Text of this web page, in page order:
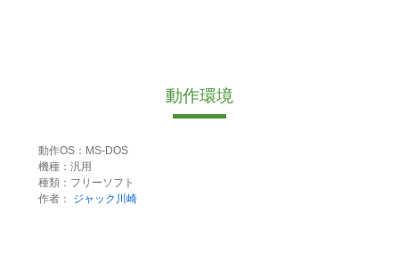
動作環境
動作OS：MS-DOS
機種：汎用
種類：フリーソフト
作者：
ジャック川崎